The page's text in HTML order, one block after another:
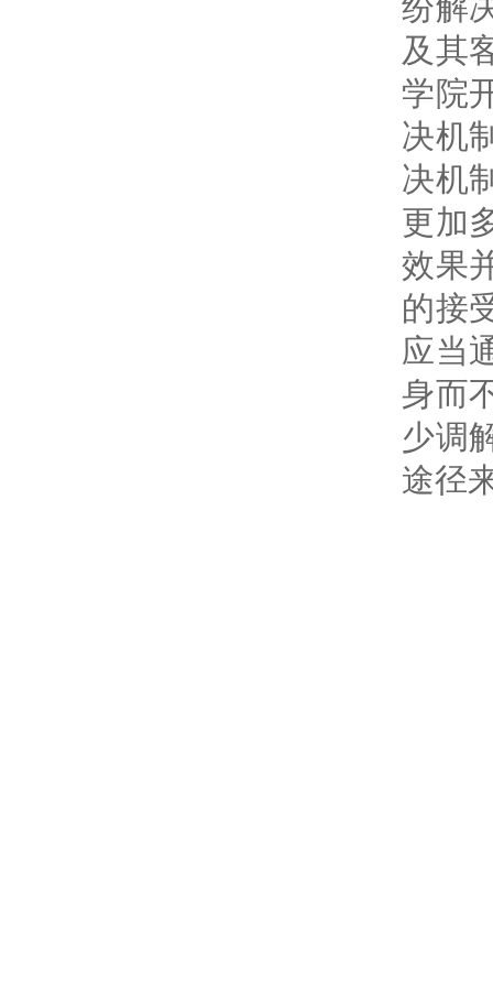
及其
学院
决机
决机
更加
效果
的接
应当
身而
少调
途径